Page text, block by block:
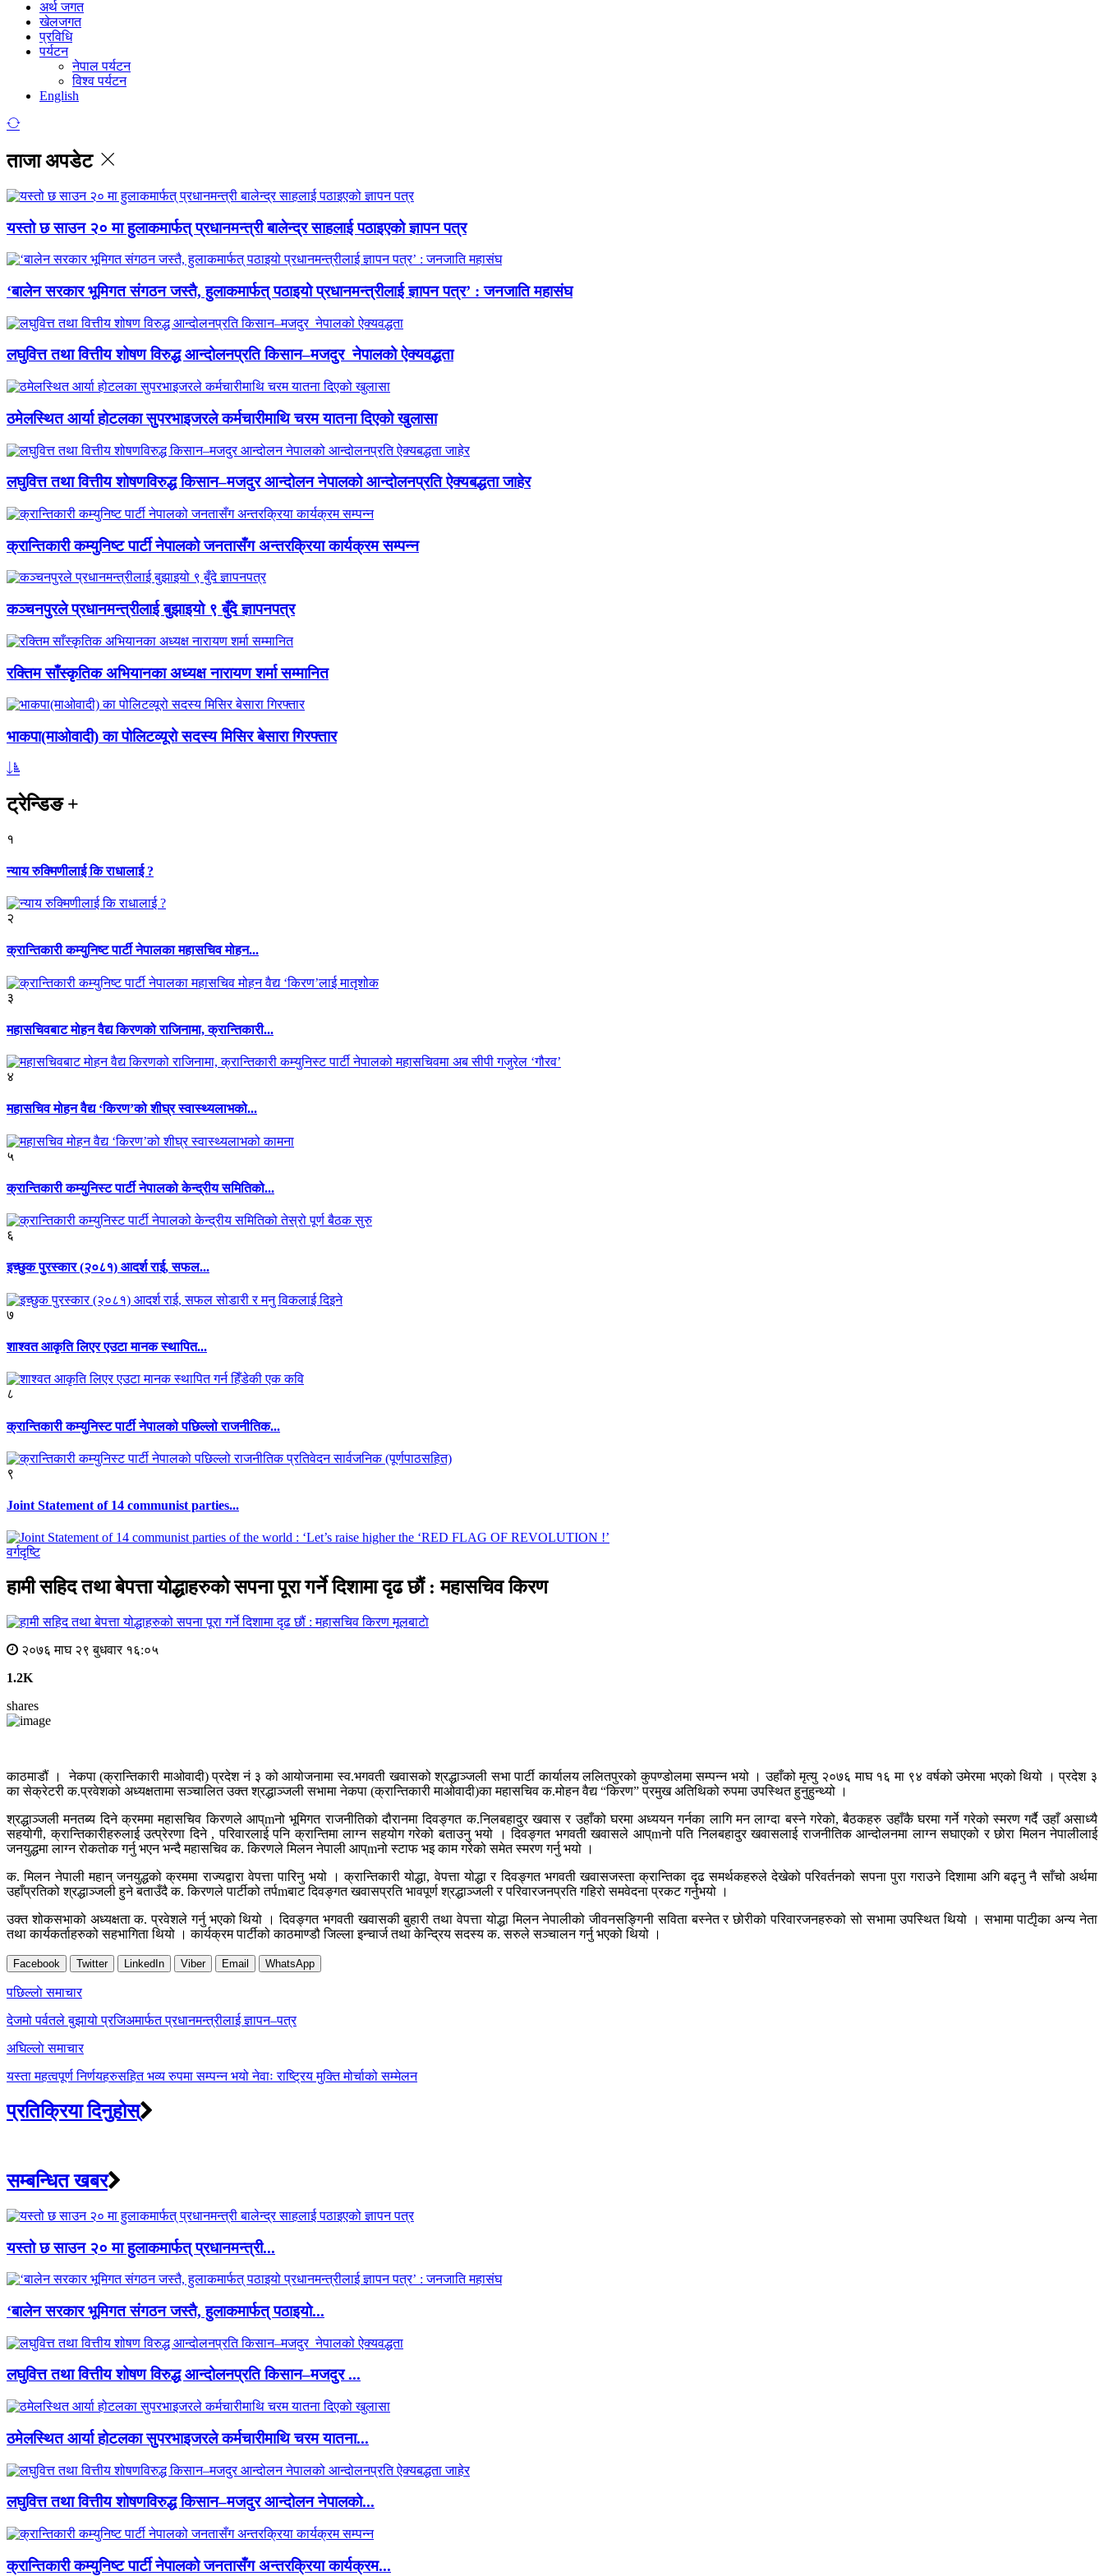
अर्थ जगत
खेलजगत
प्रविधि
पर्यटन
नेपाल पर्यटन
विश्व पर्यटन
English
ताजा अपडेट
यस्तो छ साउन २० मा हुलाकमार्फत् प्रधानमन्त्री बालेन्द्र साहलाई पठाइएको ज्ञापन पत्र
‘बालेन सरकार भूमिगत संगठन जस्तै, हुलाकमार्फत् पठाइयो प्रधानमन्त्रीलाई ज्ञापन पत्र’ : जनजाति महासंघ
लघुवित्त तथा वित्तीय शोषण विरुद्ध आन्दोलनप्रति किसान–मजदुर नेपालको ऐक्यवद्धता
ठमेलस्थित आर्या होटलका सुपरभाइजरले कर्मचारीमाथि चरम यातना दिएको खुलासा
लघुवित्त तथा वित्तीय शोषणविरुद्ध किसान–मजदुर आन्दोलन नेपालको आन्दोलनप्रति ऐक्यबद्धता जाहेर
क्रान्तिकारी कम्युनिष्ट पार्टी नेपालको जनतासँग अन्तरक्रिया कार्यक्रम सम्पन्न
कञ्चनपुरले प्रधानमन्त्रीलाई बुझाइयो ९ बुँदे ज्ञापनपत्र
रक्तिम साँस्कृतिक अभियानका अध्यक्ष नारायण शर्मा सम्मानित
भाकपा(माओवादी) का पोलिटव्यूरो सदस्य मिसिर बेसारा गिरफ्तार
ट्रेन्डिङ+
१
न्याय रुक्मिणीलाई कि राधालाई ?
२
क्रान्तिकारी कम्युनिष्ट पार्टी नेपालका महासचिव मोहन...
३
महासचिवबाट मोहन वैद्य किरणको राजिनामा, क्रान्तिकारी...
४
महासचिव मोहन वैद्य ‘किरण’को शीघ्र स्वास्थ्यलाभको...
५
क्रान्तिकारी कम्युनिस्ट पार्टी नेपालको केन्द्रीय समितिको...
६
इच्छुक पुरस्कार (२०८१) आदर्श राई, सफल...
७
शाश्वत आकृति लिएर एउटा मानक स्थापित...
८
क्रान्तिकारी कम्युनिस्ट पार्टी नेपालको पछिल्लो राजनीतिक...
९
Joint Statement of 14 communist parties...
वर्गदृष्टि
हामी सहिद तथा बेपत्ता योद्धाहरुको सपना पूरा गर्ने दिशामा दृढ छौं : महासचिव किरण
मूलबाटाे
२०७६ माघ २९ बुधवार १६:०५
1.2K
shares
काठमाडौं । नेकपा (क्रान्तिकारी माओवादी) प्रदेश नं ३ को आयोजनामा स्व.भगवती खवासको श्रद्धाञ्जली सभा पार्टी कार्यालय ललितपुरको कुपण्डोलमा सम्पन्न भयो । उहाँको मृत्यु २०७६ माघ १६ मा ९४ वर्षको उमेरमा भएको थियो । प्रदेश ३
का सेक्रेटरी क.प्रवेशको अध्यक्षतामा सञ्चालित उक्त श्रद्धाञ्जली सभामा नेकपा (क्रान्तिकारी माओवादी)का महासचिव क.मोहन वैद्य “किरण” प्रमुख अतिथिको रुपमा उपस्थित हुनुहुन्थ्यो ।
श्रद्धाञ्जली मनतब्य दिने क्रममा महासचिव किरणले आप्mनो भूमिगत राजनीतिको दौरानमा दिवङ्गत क.निलबहादुर खवास र उहाँको घरमा अध्ययन गर्नका लागि मन लाग्दा बस्ने गरेको, बैठकहरु उहाँकै घरमा गर्ने गरेको स्मरण गर्दै उहाँ असाध्यै
सहयोगी, क्रान्तिकारीहरुलाई उत्प्रेरणा दिने , परिवारलाई पनि क्रान्तिमा लाग्न सहयोग गरेको बताउनु भयो । दिवङ्गत भगवती खवासले आप्mनो पति निलबहादुर खवासलाई राजनीतिक आन्दोलनमा लाग्न सघाएको र छोरा मिलन नेपालीलाई
जनयुद्धमा लाग्न रोकतोक गर्नु भएन भन्दै महासचिव क. किरणले मिलन नेपाली आप्mनो स्टाफ भइ काम गरेको समेत स्मरण गर्नु भयो ।
क. मिलन नेपाली महान् जनयुद्धको क्रममा राज्यद्वारा वेपत्ता पारिनु भयो । क्रान्तिकारी योद्धा, वेपत्ता योद्धा र दिवङ्गत भगवती खवासजस्ता क्रान्तिका दृढ समर्थकहरुले देखेको परिवर्तनको सपना पुरा गराउने दिशामा अगि बढ्नु नै साँचो अर्थमा
उहाँप्रतिको श्रद्धाञ्जली हुने बताउँदै क. किरणले पार्टीको तर्पmबाट दिवङ्गत खवासप्रति भावपूर्ण श्रद्धाञ्जली र परिवारजनप्रति गहिरो समवेदना प्रकट गर्नुभयो ।
उक्त शोकसभाको अध्यक्षता क. प्रवेशले गर्नु भएको थियो । दिवङ्गत भगवती खवासकी बुहारी तथा वेपत्ता योद्धा मिलन नेपालीको जीवनसङ्गिनी सविता बस्नेत र छोरीको परिवारजनहरुको सो सभामा उपस्थित थियो । सभामा पाटीृका अन्य नेता
तथा कार्यकर्ताहरुको सहभागिता थियो । कार्यक्रम पार्टीको काठमाण्डौ जिल्ला इन्चार्ज तथा केन्द्रिय सदस्य क. सरुले सञ्चालन गर्नु भएको थियो ।
Facebook Twitter LinkedIn Viber Email WhatsApp
Post
navigation
पछिल्लाे समाचार
देजमो पर्वतले बुझायो प्रजिअमार्फत प्रधानमन्त्रीलाई ज्ञापन–पत्र
अघिल्लाे समाचार
यस्ता महत्वपूर्ण निर्णयहरुसहित भव्य रुपमा सम्पन्न भयो नेवाः राष्ट्रिय मुक्ति मोर्चाको सम्मेलन
प्रतिक्रिया दिनुहोस्
सम्बन्धित खबर
यस्तो छ साउन २० मा हुलाकमार्फत् प्रधानमन्त्री...
‘बालेन सरकार भूमिगत संगठन जस्तै, हुलाकमार्फत् पठाइयो...
लघुवित्त तथा वित्तीय शोषण विरुद्ध आन्दोलनप्रति किसान–मजदुर ...
ठमेलस्थित आर्या होटलका सुपरभाइजरले कर्मचारीमाथि चरम यातना...
लघुवित्त तथा वित्तीय शोषणविरुद्ध किसान–मजदुर आन्दोलन नेपालको...
क्रान्तिकारी कम्युनिष्ट पार्टी नेपालको जनतासँग अन्तरक्रिया कार्यक्रम...